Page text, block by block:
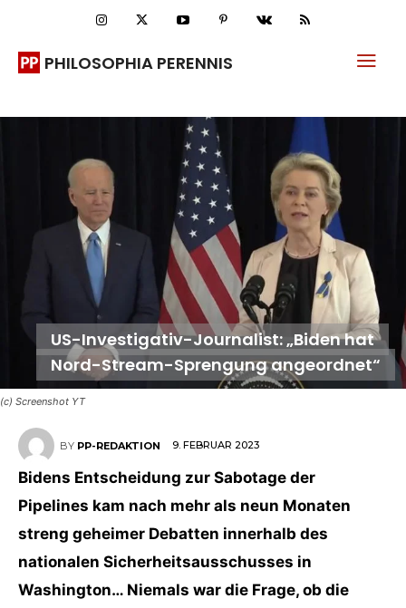
PHILOSOPHIA PERENNIS
(c) Screenshot YT
US-Investigativ-Journalist: „Biden hat
Nord-Stream-Sprengung angeordnet“
BY PP-REDAKTION 9. FEBRUAR 2023
Bidens Entscheidung zur Sabotage der
Pipelines kam nach mehr als neun Monaten
streng geheimer Debatten innerhalb des
nationalen Sicherheitsausschusses in
Washington… Niemals war die Frage, ob die